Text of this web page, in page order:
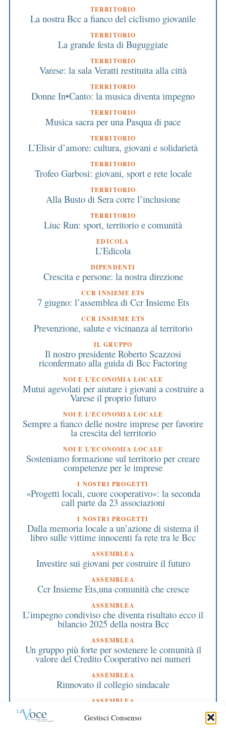
Gestisci Consenso
TERRITORIO
La nostra Bcc a fianco del ciclismo giovanile
TERRITORIO
La grande festa di Buguggiate
TERRITORIO
Varese: la sala Veratti restituita alla città
TERRITORIO
Donne In•Canto: la musica diventa impegno
TERRITORIO
Musica sacra per una Pasqua di pace
TERRITORIO
L’Elisir d’amore: cultura, giovani e solidarietà
TERRITORIO
Trofeo Garbosi: giovani, sport e rete locale
TERRITORIO
Alla Busto di Sera corre l’inclusione
TERRITORIO
Liuc Run: sport, territorio e comunità
EDICOLA
L’Edicola
DIPENDENTI
Crescita e persone: la nostra direzione
CCR INSIEME ETS
7 giugno: l’assemblea di Ccr Insieme Ets
CCR INSIEME ETS
Prevenzione, salute e vicinanza al territorio
IL GRUPPO
Il nostro presidente Roberto Scazzosi
riconfermato alla guida di Bcc Factoring
NOI E L'ECONOMIA LOCALE
Mutui agevolati per aiutare i giovani a costruire a
Varese il proprio futuro
NOI E L'ECONOMIA LOCALE
Sempre a fianco delle nostre imprese per favorire
la crescita del territorio
NOI E L'ECONOMIA LOCALE
Sosteniamo formazione sul territorio per creare
competenze per le imprese
I NOSTRI PROGETTI
«Progetti locali, cuore cooperativo»: la seconda
call parte da 23 associazioni
I NOSTRI PROGETTI
Dalla memoria locale a un’azione di sistema il
libro sulle vittime innocenti fa rete tra le Bcc
ASSEMBLEA
Investire sui giovani per costruire il futuro
ASSEMBLEA
Ccr Insieme Ets,una comunità che cresce
ASSEMBLEA
L’impegno condiviso che diventa risultato ecco il
bilancio 2025 della nostra Bcc
ASSEMBLEA
Un gruppo più forte per sostenere le comunità il
valore del Credito Cooperativo nei numeri
ASSEMBLEA
Rinnovato il collegio sindacale
ASSEMBLEA
Bilancio approvato all’unanimità e 2 milioni
destinati al territorio